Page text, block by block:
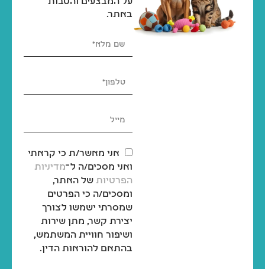
באתר.
אני מאשר/ת כי קראתי
ואני מסכים/ה ל־מדיניות
הפרטיות של האתר,
ומסכים/ה כי הפרטים
שמסרתי ישמשו לצורך
יצירת קשר, מתן שירות
ושיפור חוויית המשתמש,
בהתאם להוראות הדין.